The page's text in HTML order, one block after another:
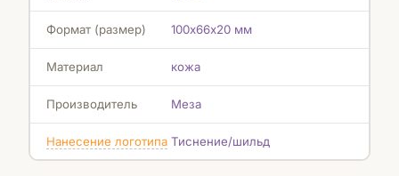
Формат (размер) 100х66х20 мм
Материал кожа
Производитель Меза
Нанесение логотипа Тиснение/шильд